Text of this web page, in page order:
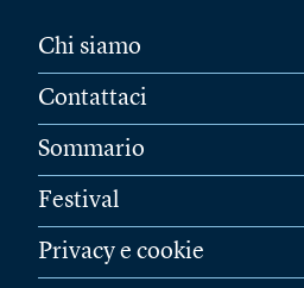
Chi siamo
Contattaci
Sommario
Festival
Privacy e cookie